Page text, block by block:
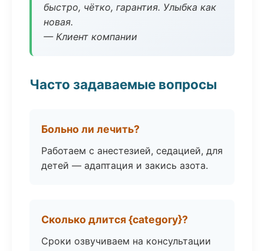
быстро, чётко, гарантия. Улыбка как
новая.
— Клиент компании
Часто задаваемые вопросы
Больно ли лечить?
Работаем с анестезией, седацией, для
детей — адаптация и закись азота.
Сколько длится {category}?
Сроки озвучиваем на консультации